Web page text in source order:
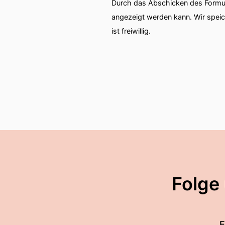
00:00:20: Entschuldigung.
00:00:21: Entschuldigung.
00:00:23: Entschuldigung.
00:00:24: Entschuldigung.
Durch das Abschicken des
angezeigt werden kann. Wir
ist freiwillig.